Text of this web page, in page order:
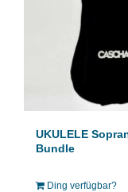
UKULELE
Bundle
Ding verfügbar?